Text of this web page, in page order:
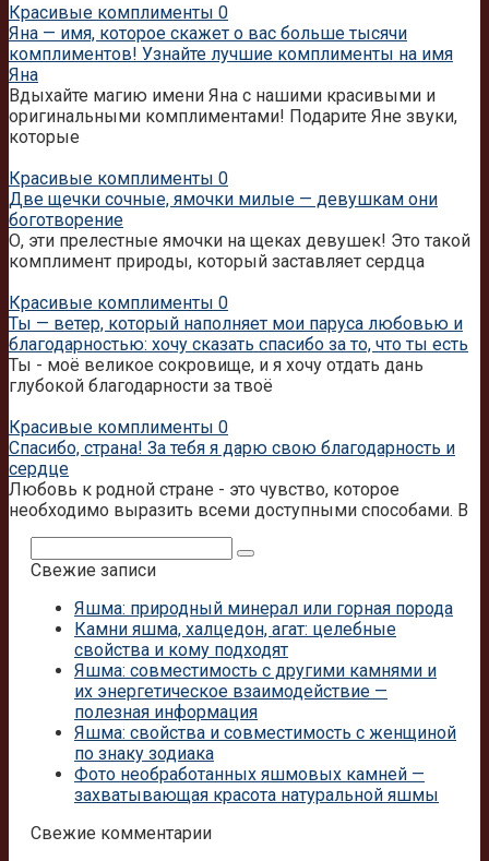
Красивые комплименты 0
Яна — имя, которое скажет о вас больше тысячи
комплиментов! Узнайте лучшие комплименты на имя
Яна
Вдыхайте магию имени Яна с нашими красивыми и
оригинальными комплиментами! Подарите Яне звуки,
которые
Красивые комплименты 0
Две щечки сочные, ямочки милые — девушкам они
боготворение
О, эти прелестные ямочки на щеках девушек! Это такой
комплимент природы, который заставляет сердца
Красивые комплименты 0
Ты — ветер, который наполняет мои паруса любовью и
благодарностью: хочу сказать спасибо за то, что ты есть
Ты - моё великое сокровище, и я хочу отдать дань
глубокой благодарности за твоё
Красивые комплименты 0
Спасибо, страна! За тебя я дарю свою благодарность и
сердце
Любовь к родной стране - это чувство, которое
необходимо выразить всеми доступными способами. В
Свежие записи
Яшма: природный минерал или горная порода
Камни яшма, халцедон, агат: целебные
свойства и кому подходят
Яшма: совместимость с другими камнями и
их энергетическое взаимодействие —
полезная информация
Яшма: свойства и совместимость с женщиной
по знаку зодиака
Фото необработанных яшмовых камней —
захватывающая красота натуральной яшмы
Свежие комментарии